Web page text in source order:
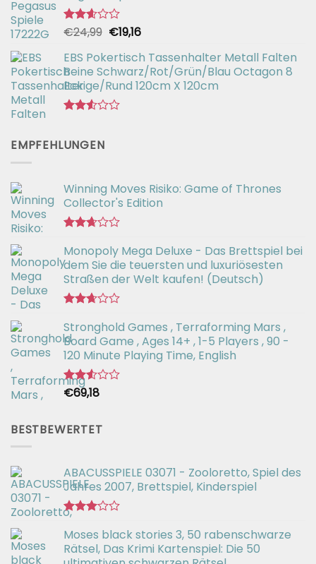
2.49
von 5
Bewertet
2.57
von 5
€24,99 Ursprünglicher
war:
€24,99
€19,16Aktueller
ist:
€19,16.
EBS Pokertisch Tassenhalter Metall Falten
Beine Schwarz/Rot/Grün/Blau Octagon 8
Eckige/Rund 120cm X 120cm
2.51
EMPFEHLUNGEN
Winning Moves Risiko: Game of Thrones
Collector's Edition
mit
2.66
von 5
Monopoly Mega Deluxe - Das Brettspiel bei
dem Sie die teuersten und luxuriösesten
Straßen der Welt kaufen! (Deutsch)
mit
2.64
von 5
Stronghold Games , Terraforming Mars ,
Board Game , Ages 14+ , 1-5 Players , 90 -
120 Minute Playing Time, English
Bewertet
von 5
€69,18
BESTBEWERTET
ABACUSSPIELE 03071 - Zooloretto, Spiel des
Jahres 2007, Brettspiel, Kinderspiel
mit
3.02
von 5
Moses black stories 3, 50 rabenschwarze
Rätsel, Das Krimi Kartenspiel: Die 50